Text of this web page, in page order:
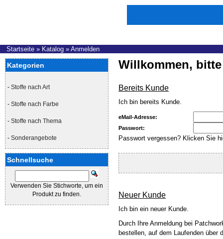
Startseite » Katalog » Anmelden
Kategorien
- Stoffe nach Art
- Stoffe nach Farbe
- Stoffe nach Thema
- Sonderangebote
Schnellsuche
Verwenden Sie Stichworte, um ein
Produkt zu finden.
Willkommen,
Bereits Kunde
Ich bin bereits Kunde.
eMail-Adresse:
Passwort:
Passwort vergessen? Klicken Sie
Neuer Kunde
Ich bin ein neuer Kunde.
Durch Ihre Anmeldung bei
bestellen, auf dem Laufenden über